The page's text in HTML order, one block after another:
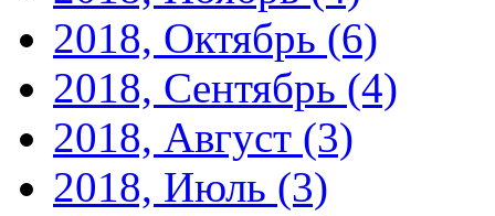
2018, Октябрь (6)
2018, Сентябрь (4)
2018, Август (3)
2018, Июль (3)